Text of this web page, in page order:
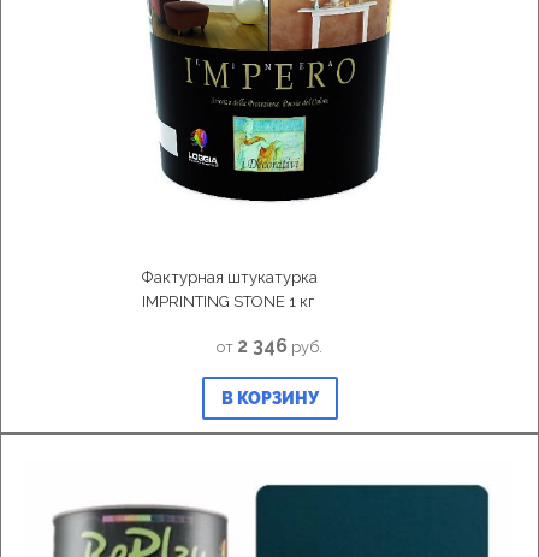
Фактурная штукатурка
IMPRINTING STONE 1 кг
от 2 346 руб.
В КОРЗИНУ